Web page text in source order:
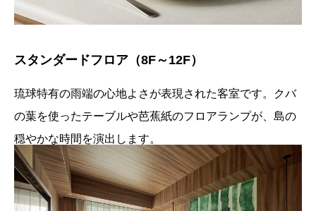
スタンダードフロア（8F～12F）
琉球特有の雨端の心地よさが表現された客室です。クバ
の葉を使ったテーブルや芭蕉紙のフロアランプが、島の
穏やかな時間を演出します。